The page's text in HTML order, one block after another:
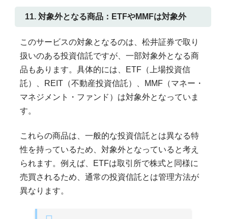
11. 対象外となる商品：ETFやMMFは対象外
このサービスの対象となるのは、松井証券で取り
扱いのある投資信託ですが、一部対象外となる商
品もあります。具体的には、ETF（上場投資信
託）、REIT（不動産投資信託）、MMF（マネー・
マネジメント・ファンド）は対象外となっていま
す。
これらの商品は、一般的な投資信託とは異なる特
性を持っているため、対象外となっていると考え
られます。例えば、ETFは取引所で株式と同様に
売買されるため、通常の投資信託とは管理方法が
異なります。